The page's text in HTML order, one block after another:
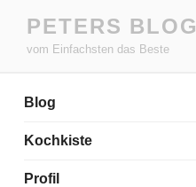
Inhalt
springen
PETERS BLOG
vom Einfachsten das Beste
Blog
Kochkiste
Profil